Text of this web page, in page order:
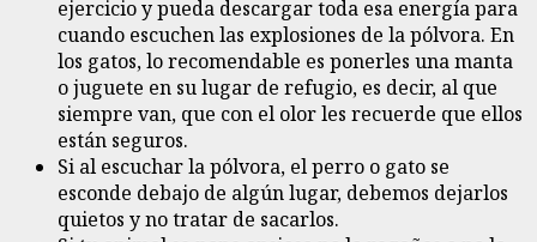
ejercicio y pueda descargar toda esa energía para
cuando escuchen las explosiones de la pólvora. En
los gatos, lo recomendable es ponerles una manta
o juguete en su lugar de refugio, es decir, al que
siempre van, que con el olor les recuerde que ellos
están seguros.
Si al escuchar la pólvora, el perro o gato se
esconde debajo de algún lugar, debemos dejarlos
quietos y no tratar de sacarlos.